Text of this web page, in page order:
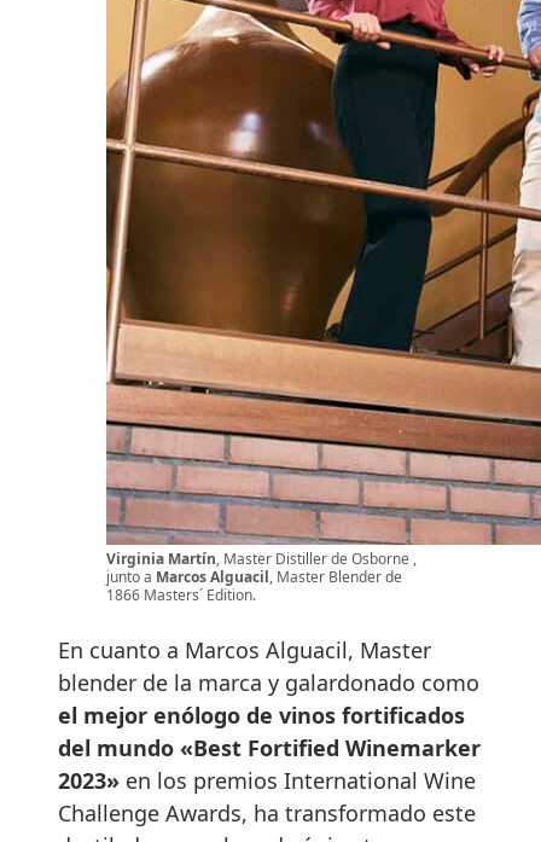
Virginia Martín, Master Distiller de Osborne ,
junto a Marcos Alguacil, Master Blender de
1866 Masters´ Edition.
En cuanto a Marcos Alguacil, Master
blender de la marca y galardonado como
el mejor enólogo de vinos fortificados
del mundo «Best Fortified Winemarker
2023» en los premios International Wine
Challenge Awards, ha transformado este